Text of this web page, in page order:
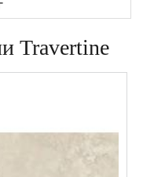
Travertine